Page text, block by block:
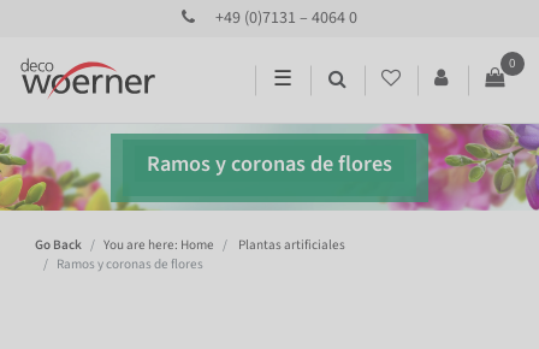
+49 (0)7131 – 4064 0
☰
0
Ramos y coronas de flores
Go Back You are here: Home
Plantas artificiales
Ramos y coronas de flores